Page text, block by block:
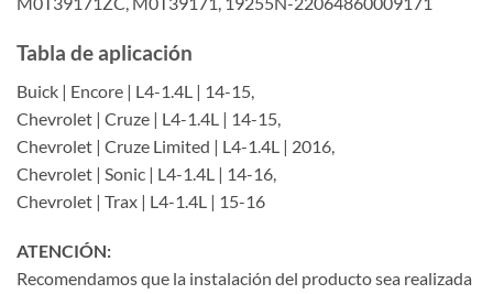
Tabla de aplicación
Buick | Encore | L4-1.4L | 14-15,
Chevrolet | Cruze | L4-1.4L | 14-15,
Chevrolet | Cruze Limited | L4-1.4L | 2016,
Chevrolet | Sonic | L4-1.4L | 14-16,
Chevrolet | Trax | L4-1.4L | 15-16
ATENCIÓN:
Recomendamos que la instalación del producto sea realizada